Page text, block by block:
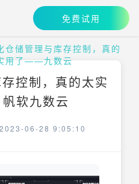
免费试用
仓储管理与库存控制，真的
用了——九数云
控制，真的太实
软九数云
2023-06-28 9:05:10